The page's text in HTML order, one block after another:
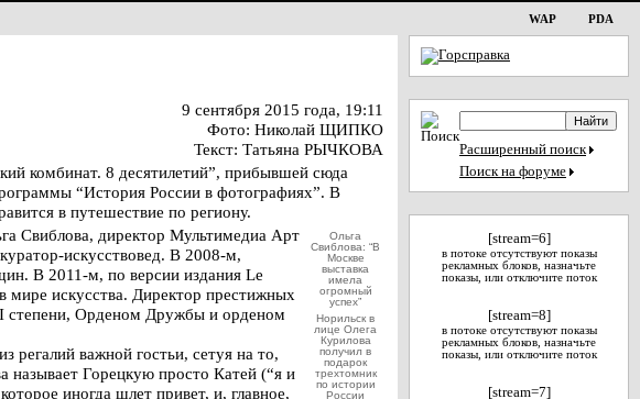
WAP PDA
9 сентября 2015 года, 19:11
Фото: Николай ЩИПКО
Текст: Татьяна РЫЧКОВА
комбинат. 8 десятилетий”, прибывшей сюда
“История России в фотографиях”. В
в путешествие по региону.
Свиблова, директор Мультимедиа Арт
искусствовед. В 2008-м,
В 2011-м, по версии издания Le
искусства. Директор престижных
степени, Орденом Дружбы и орденом
регалий важной гостьи, сетуя на то,
называет Горецкую просто Катей (“я и
иногда шлет привет, и, главное,
Ольга
Свиблова: “В
Москве
выставка
имела
огромный
успех”
Норильск в
лице Олега
Курилова
получил в
подарок
трехтомник
по истории
России
Расширенный поиск
Поиск на форуме
[stream=6]
в потоке отсутствуют показы
рекламных блоков, назначьте
показы, или отключите поток
[stream=8]
в потоке отсутствуют показы
рекламных блоков, назначьте
показы, или отключите поток
[stream=7]